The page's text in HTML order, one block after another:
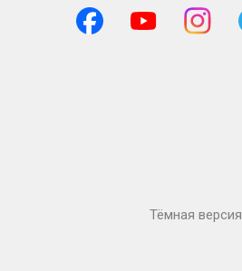
Тёмная версия